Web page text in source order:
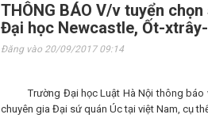
THÔNG BÁO V/v tuyển
Đại học Newcastle, Ốt-
Đăng vào 20/09/2017 09:14
Trường Đại học Luật Hà Nội thông báo về
chuyên gia Đại sứ quán Úc tại việt Nam, cụ